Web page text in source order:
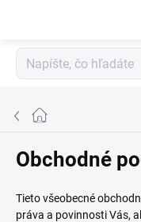
Domov
Obchodné
Tieto všeobecné
práva a povinnosti Vás,